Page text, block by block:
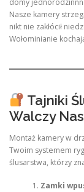
domy
Nasze kamery
nikt nie zakłócił
Wołominianie
Tajniki
Walczy
Montaż kamery w
Twoim systemem
ślusarstwa, którzy
Zamki